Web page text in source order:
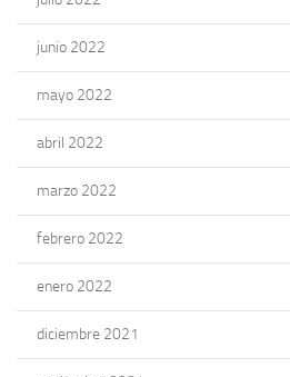
junio 2022
mayo 2022
abril 2022
marzo 2022
febrero 2022
enero 2022
diciembre 2021